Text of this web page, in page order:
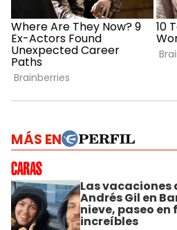
MÁS EN
Las vacaciones
Andrés Gil en
nieve, paseo
increíbles